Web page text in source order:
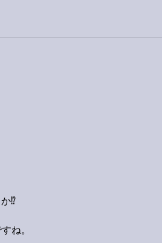
⁉️
ね。